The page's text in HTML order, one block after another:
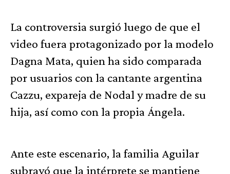
La controversia surgió luego de que el
video fuera protagonizado por la modelo
Dagna Mata, quien ha sido comparada
por usuarios con la cantante argentina
Cazzu, expareja de Nodal y madre de su
hija, así como con la propia Ángela.
Ante este escenario, la familia Aguilar
subrayó que la intérprete se mantiene